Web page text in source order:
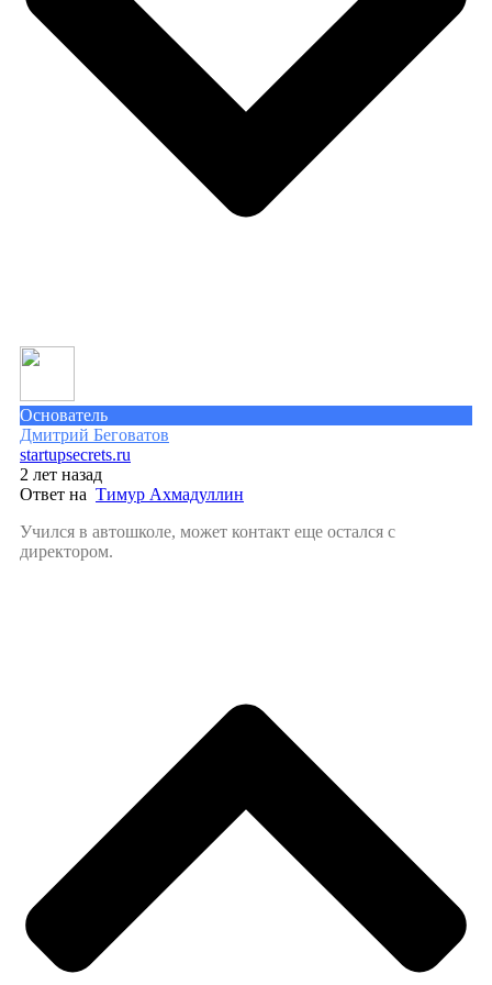
Основатель
Дмитрий Беговатов
startupsecrets.ru
2 лет назад
Ответ на Тимур Ахмадуллин
Учился в автошколе, может контакт еще остался с
директором.